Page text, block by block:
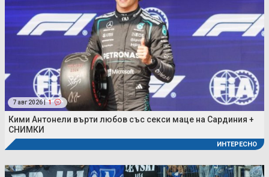
7 авг 2026 | 1
Кими Антонели върти любов със секси маце на Сардиния +
СНИМКИ
ИНТЕРЕСНО